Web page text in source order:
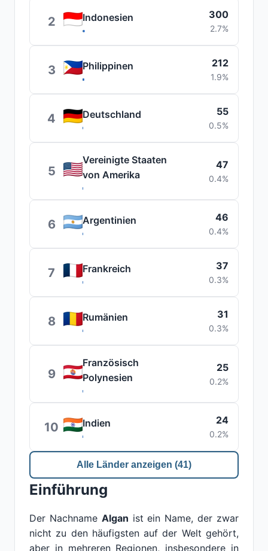
2 Indonesien 300
2.7%
3 Philippinen 212
1.9%
4 Deutschland 55
0.5%
5
Vereinigte Staaten
von Amerika
47
0.4%
6 Argentinien 46
0.4%
7 Frankreich 37
0.3%
8 Rumänien 31
0.3%
9
Französisch
Polynesien
25
0.2%
10 Indien 24
0.2%
Alle Länder anzeigen (41)
Einführung
Der Nachname Algan ist ein Name, der zwar
nicht zu den häufigsten auf der Welt gehört,
aber in mehreren Regionen, insbesondere in